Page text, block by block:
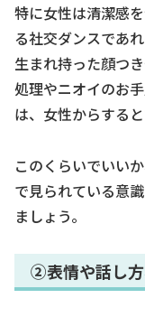
特に女性は清潔感
る社交ダンスであ
生まれ持った顔つ
処理やニオイのお
は、女性からする
このくらいでいい
で見られている意
ましょう。
②表情や話し